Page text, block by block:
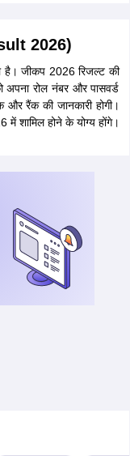
2026)
है। जीकप 2026 रिजल्ट की
अपना रोल नंबर और पासवर्ड
और रैंक की जानकारी होगी।
में शामिल होने के योग्य होंगे।